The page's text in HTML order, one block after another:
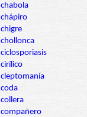
chabola
chápiro
chigre
chollonca
ciclosporiasis
cirílico
cleptomanía
coda
collera
compañero